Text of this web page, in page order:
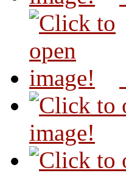
image!